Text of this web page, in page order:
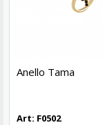
Anello Tama
Art: F0502